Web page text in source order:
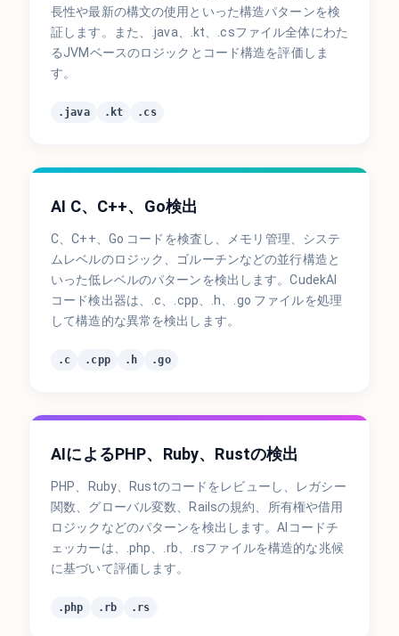
長性や最新の構文の使用といった構造パターンを検
証します。また、.java、.kt、.csファイル全体にわた
るJVMベースのロジックとコード構造を評価しま
す。
.java .kt .cs
AI C、C++、Go検出
C、C++、Go コードを検査し、メモリ管理、システ
ムレベルのロジック、ゴルーチンなどの並行構造と
いった低レベルのパターンを検出します。CudekAI
コード検出器は、.c、.cpp、.h、.go ファイルを処理
して構造的な異常を検出します。
.c .cpp .h .go
AIによるPHP、Ruby、Rustの検出
PHP、Ruby、Rustのコードをレビューし、レガシー
関数、グローバル変数、Railsの規約、所有権や借用
ロジックなどのパターンを検出します。AIコードチ
ェッカーは、.php、.rb、.rsファイルを構造的な兆候
に基づいて評価します。
.php .rb .rs